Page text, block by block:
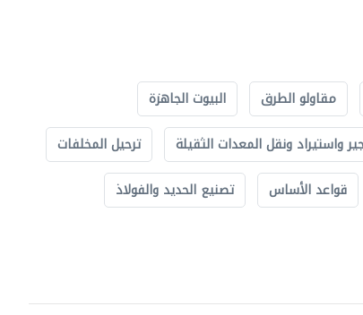
مقاولو الطرق
البيوت الجاهزة
واستيراد ونقل المعدات الثقيلة
ترحيل المخلفات
قواعد الأساس
تصنيع الحديد والفولاذ